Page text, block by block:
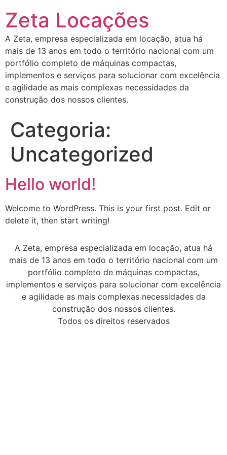
Zeta Locações
A Zeta, empresa especializada em locação, atua há
mais de 13 anos em todo o território nacional com um
portfólio completo de máquinas compactas,
implementos e serviços para solucionar com excelência
e agilidade as mais complexas necessidades da
construção dos nossos clientes.
Categoria:
Uncategorized
Hello world!
Welcome to WordPress. This is your first post. Edit or
delete it, then start writing!
A Zeta, empresa especializada em locação, atua há
mais de 13 anos em todo o território nacional com um
portfólio completo de máquinas compactas,
implementos e serviços para solucionar com excelência
e agilidade as mais complexas necessidades da
construção dos nossos clientes.
Todos os direitos reservados